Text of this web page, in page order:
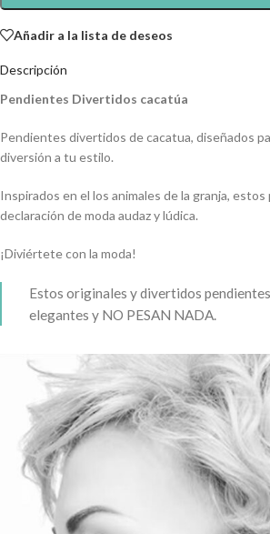
Añadir a la lista de deseos
Descripción
Pendientes Divertidos cacatúa
Pendientes divertidos de cacatua, diseñados
diversión a tu estilo.
Inspirados en el los animales de la granja,
declaración de moda audaz y lúdica.
¡Diviértete con la moda!
Estos originales y divertidos
elegantes y NO PESAN NADA.